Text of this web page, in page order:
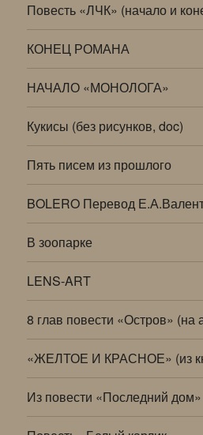
Повесть «ЛЧК» (начало и
КОНЕЦ РОМАНА
НАЧАЛО «МОНОЛОГА»
Кукисы (без рисунков, doc)
Пять писем из прошлого
BOLERO Перевод
В зоопарке
LENS-ART
8 глав повести «Остров» (на
«ЖЕЛТОЕ И КРАСНОЕ» (из
Из повести «Последний дом»